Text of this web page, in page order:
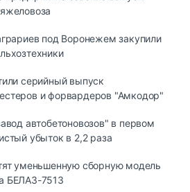
под Воронежем закупили
серийный выпуск
и форвардеров "Амкодор"
автобетоновозов" в первом
убыток в 2,2 раза
уменьшенную сборную модель
БЕЛАЗ-7513